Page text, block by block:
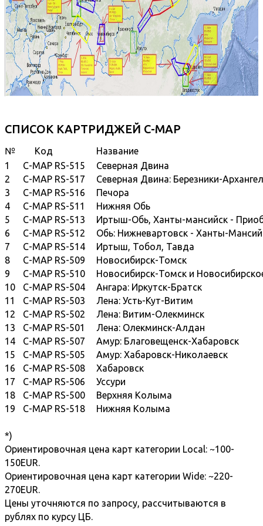
СПИСОК КАРТРИДЖЕЙ С-MAP
№ Код
Название
1
C-MAP RS-515
Северная Двина
2
C-MAP RS-517
Северная Двина: Березники-
3
C-MAP RS-516
Печора
4
C-MAP RS-511
Нижняя Обь
5
C-MAP RS-513
Иртыш-Обь, Ханты-мансийск -
6
C-MAP RS-512
Обь: Нижневартовск - Ханты-
7
C-MAP RS-514
Иртыш, Тобол, Тавда
8
C-MAP RS-509
Новосибирск-Томск
9
C-MAP RS-510
Новосибирск-Томск и
10
C-MAP RS-504
Ангара: Иркутск-Братск
11
C-MAP RS-503
Лена: Усть-Кут-Витим
12
C-MAP RS-502
Лена: Витим-Олекминск
13
C-MAP RS-501
Лена: Олекминск-Алдан
14
C-MAP RS-507
Амур: Благовещенск-Хабаровск
15
C-MAP RS-505
Амур: Хабаровск-Николаевск
16
C-MAP RS-508
Хабаровск
17
C-MAP RS-506
Уссури
18
C-MAP RS-500
Верхняя Колыма
19
C-MAP RS-518 Нижняя Колыма
*)
Ориентировочная цена карт категории Local: ~100-
150EUR.
Ориентировочная цена карт категории Wide: ~220-
270EUR.
Цены уточняются по запросу, рассчитываются в
рублях по курсу ЦБ.